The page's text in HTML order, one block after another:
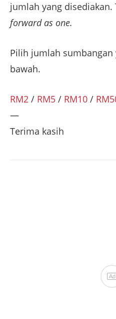
jumlah yang disediakan.
forward as one.
Pilih jumlah
bawah.
RM2 / RM5 / RM10 /
—
Terima kasih
Ad